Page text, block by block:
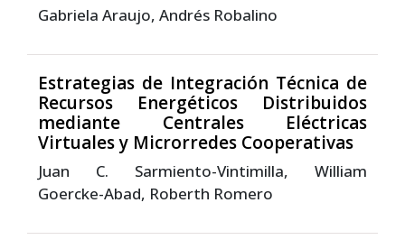
Gabriela Araujo, Andrés Robalino
Estrategias de Integración Técnica de
Recursos Energéticos Distribuidos
mediante Centrales Eléctricas
Virtuales y Microrredes Cooperativas
Juan C. Sarmiento-Vintimilla, William
Goercke-Abad, Roberth Romero